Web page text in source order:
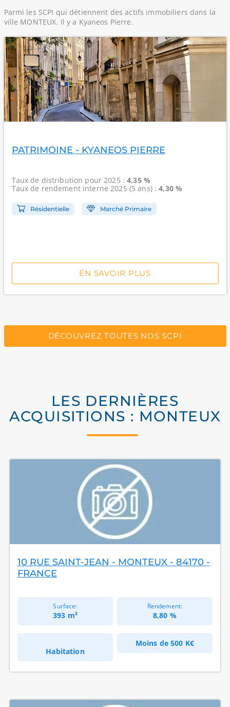
Parmi les SCPI qui détiennent des actifs immobiliers dans la
ville MONTEUX. Il y a Kyaneos Pierre.
PATRIMOINE - KYANEOS PIERRE
Taux de distribution pour 2025 :4,35 %
Taux de rendement interne2025 (5 ans) :4,30 %
Résidentielle Marché Primaire
EN SAVOIR PLUS
DÉCOUVREZ TOUTES NOS SCPI
LES DERNIÈRES
ACQUISITIONS : MONTEUX
10 RUE SAINT-JEAN - MONTEUX - 84170 -
FRANCE
Surface:
393 m²
Rendement:
8,80 %
Habitation
Moins de500 K€